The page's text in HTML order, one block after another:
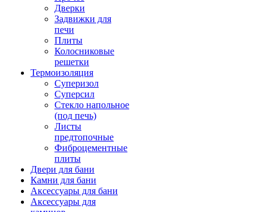
Дверки
Задвижки для
печи
Плиты
Колосниковые
решетки
Термоизоляция
Суперизол
Суперсил
Стекло напольное
(под печь)
Листы
предтопочные
Фиброцементные
плиты
Двери для бани
Камни для бани
Аксессуары для бани
Аксессуары для